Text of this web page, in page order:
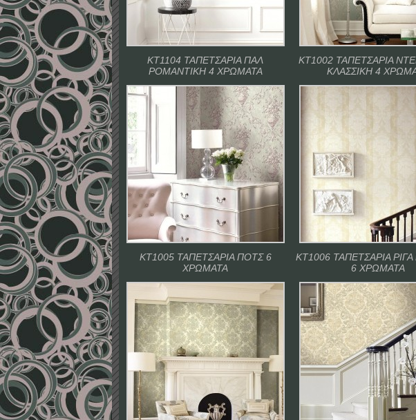
ΚΤ1104 ΤΑΠΕΤΣΑΡΙΑ ΠΑΛ
ΡΟΜΑΝΤΙΚΗ 4 ΧΡΩΜΑΤΑ
ΚΤ1002 ΤΑΠΕΤΣΑΡΙΑ
ΚΛΑΣΣΙΚΗ 4
ΚΤ1005 ΤΑΠΕΤΣΑΡΙΑ ΠΟΤΣ 6
ΧΡΩΜΑΤΑ
ΚΤ1006 ΤΑΠΕΤΣΑΡΙΑ
6 ΧΡΩΜΑΤΑ